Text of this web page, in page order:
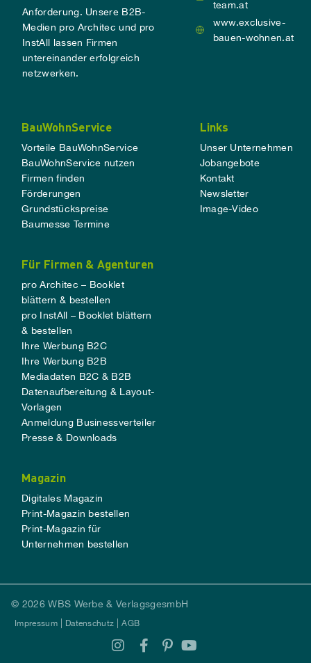
Anforderung. Unsere B2B-
Medien pro Architec und pro
InstAll lassen Firmen
untereinander erfolgreich
netzwerken.
team.at
www.exclusive-
bauen-wohnen.at
BauWohnService
Vorteile BauWohnService
BauWohnService nutzen
Firmen finden
Förderungen
Grundstückspreise
Baumesse Termine
Links
Unser Unternehmen
Jobangebote
Kontakt
Newsletter
Image-Video
Für Firmen & Agenturen
pro Architec – Booklet
blättern & bestellen
pro InstAll – Booklet blättern
& bestellen
Ihre Werbung B2C
Ihre Werbung B2B
Mediadaten B2C & B2B
Datenaufbereitung & Layout-
Vorlagen
Anmeldung Businessverteiler
Presse & Downloads
Magazin
Digitales Magazin
Print-Magazin bestellen
Print-Magazin für
Unternehmen bestellen
© 2026 WBS Werbe & VerlagsgesmbH
Impressum Datenschutz AGB